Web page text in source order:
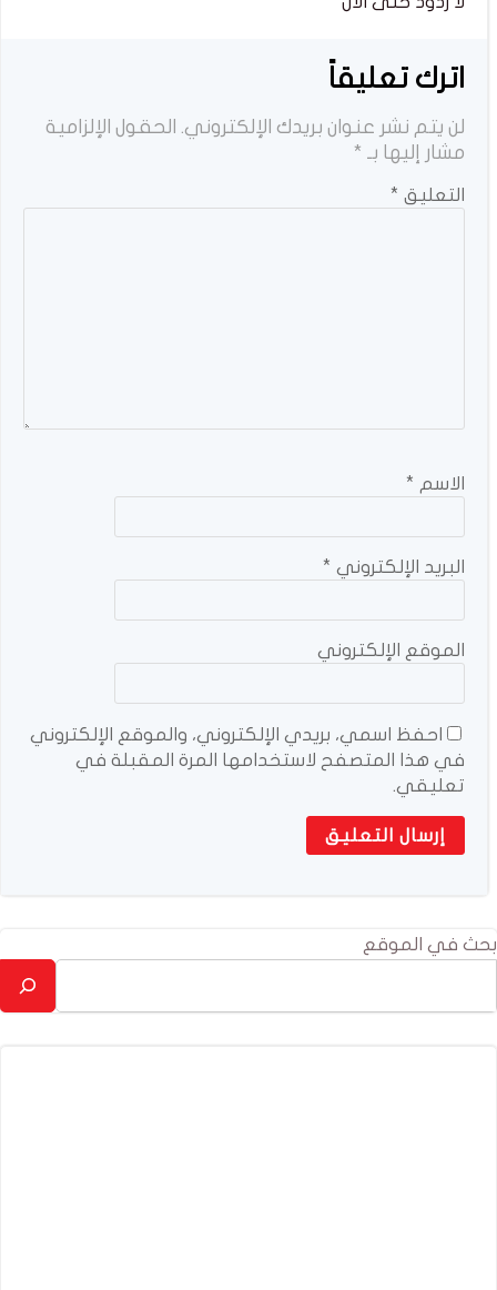
اترك تعليقاً
لن يتم نشر عنوان بريدك الإلكتروني. الحقول الإلزامية
مشار إليها بـ *
التعليق *
الاسم *
البريد الإلكتروني *
الموقع الإلكتروني
احفظ اسمي، بريدي الإلكتروني، والموقع الإلكتروني
في هذا المتصفح لاستخدامها المرة المقبلة في
تعليقي.
بحث في الموقع